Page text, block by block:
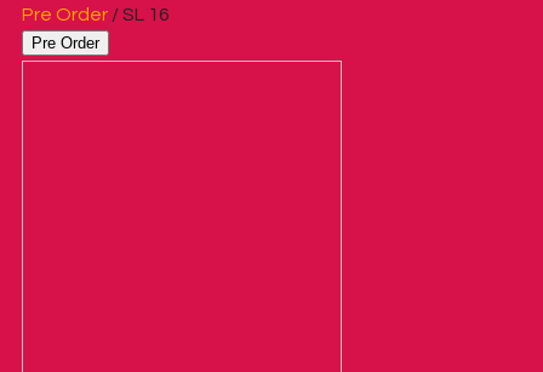
Pre Order / SL 16
Pre Order